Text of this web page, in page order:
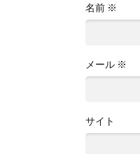
名前 ※
メール ※
サイト